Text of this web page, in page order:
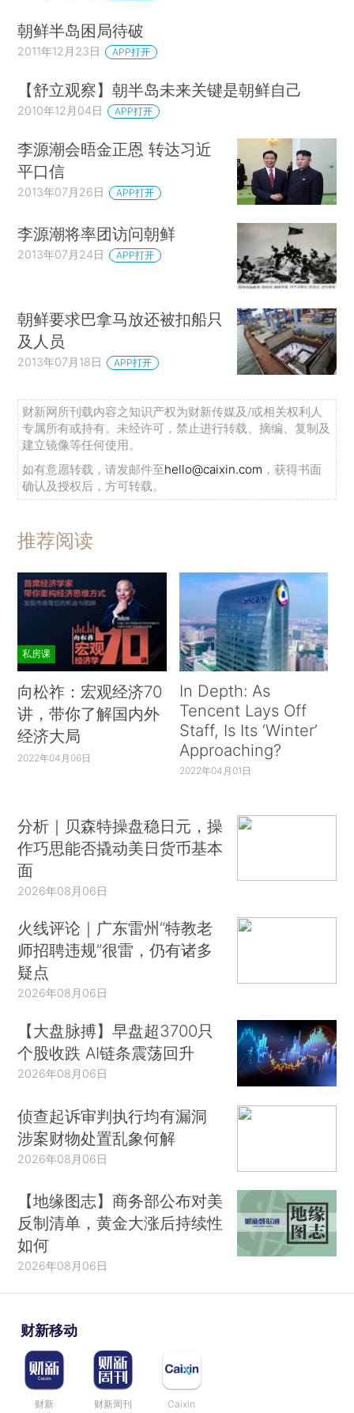
朝鲜半岛困局待破
2011年12月23日 APP打开
【舒立观察】朝半岛未来关键是朝鲜自己
2010年12月04日 APP打开
李源潮会晤金正恩 转达习近
平口信
2013年07月26日 APP打开
李源潮将率团访问朝鲜
2013年07月24日 APP打开
朝鲜要求巴拿马放还被扣船只
及人员
2013年07月18日 APP打开
财新网所刊载内容之知识产权为财新传媒及/或相关权利人
专属所有或持有。未经许可，禁止进行转载、摘编、复制及
建立镜像等任何使用。
如有意愿转载，请发邮件至hello@caixin.com ，获得书面
确认及授权后，方可转载。
推荐阅读
私房课
向松祚：宏观经济70
讲，带你了解国内外
经济大局
2022年04月06日
In Depth: As
Tencent Lays Off
Staff, Is Its ‘Winter’
Approaching?
2022年04月01日
分析｜贝森特操盘稳日元，操
作巧思能否撬动美日货币基本
面
2026年08月06日
火线评论｜广东雷州“特教老
师招聘违规”很雷，仍有诸多
疑点
2026年08月06日
【大盘脉搏】早盘超3700只
个股收跌 AI链条震荡回升
2026年08月06日
侦查起诉审判执行均有漏洞
涉案财物处置乱象何解
2026年08月06日
【地缘图志】商务部公布对美
反制清单，黄金大涨后持续性
如何
2026年08月06日
财新移动
财新 财新周刊 Caixin